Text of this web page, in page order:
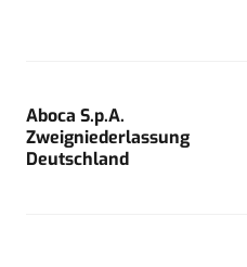
Aboca S.p.A.
Zweigniederlassung
Deutschland